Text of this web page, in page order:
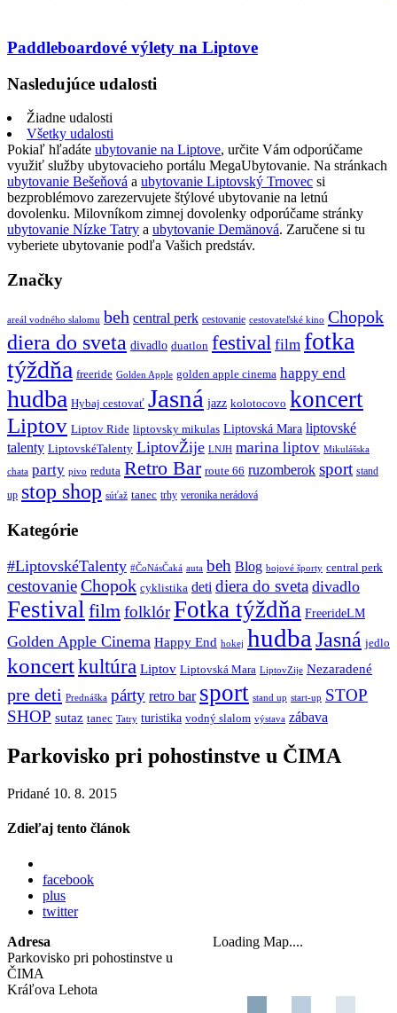
Paddleboardové výlety na Liptove
Nasledujúce udalosti
Žiadne udalosti
Všetky udalosti
Pokiaľ hľadáte ubytovanie na Liptove, určite Vám odporúčame
využiť služby ubytovacieho portálu MegaUbytovanie. Na stránkach
ubytovanie Bešeňová a ubytovanie Liptovský Trnovec si
bezproblémovo zarezervujete štýlové ubytovanie na letnú
dovolenku. Milovníkom zimnej dovolenky odporúčame stránky
ubytovanie Nízke Tatry a ubytovanie Demänová. Zaručene si tu
vyberiete ubytovanie podľa Vašich predstáv.
Značky
areál vodného slalomu beh central perk cestovanie cestovateľské kino Chopok
diera do sveta divadlo duatlon festival film fotka
týždňa freeride Golden Apple golden apple cinema happy end
hudba Hybaj cestovať Jasná jazz kolotocovo koncert
Liptov Liptov Ride liptovsky mikulas Liptovská Mara liptovské
talenty LiptovskéTalenty LiptovŽije LNJH marina liptov Mikulášska
chata party pivo reduta Retro Bar route 66 ruzomberok sport stand
up stop shop súťaž tanec trhy veronika nerádová
Kategórie
#LiptovskéTalenty #ČoNásČaká auta beh Blog bojové športy central perk
cestovanieChopok cyklistika deti diera do sveta divadlo
Festival filmfolklórFotka týždňa FreerideLM
Golden Apple Cinema Happy End hokej hudba Jasná jedlo
koncertkultúra Liptov Liptovská Mara LiptovZije Nezaradené
pre deti Prednáška párty retro bar sport stand up start-up STOP
SHOP sutaz tanec Tatry turistika vodný slalom výstava zábava
Parkovisko pri pohostinstve u ČIMA
Pridané 10. 8. 2015
Zdieľaj tento článok
facebook
plus
twitter
Loading Map....
Adresa
Parkovisko pri pohostinstve u
ČIMA
Kráľova Lehota